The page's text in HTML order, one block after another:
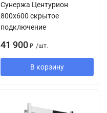
Сунержа Центурион
800х600 скрытое
подключение
41 900 ₽ /шт.
В корзину